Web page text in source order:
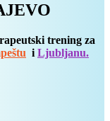
trening za
i Ljubljanu.